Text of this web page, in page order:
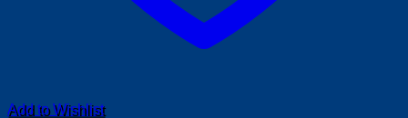
Add to Wishlist